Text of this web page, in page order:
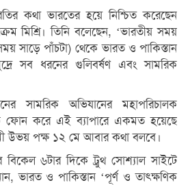
কথা ভারতের হয়ে নিশ্চিত করেছেন
মিশ্রি। তিনি বলেছেন, ‘ভারতীয় সময়
সাড়ে পাঁচটা) থেকে ভারত ও পাকিস্তান
সব ধরনের গুলিবর্ষণ এবং সামরিক
সামরিক অভিযানের মহাপরিচালক
ফোন করে এই ব্যাপারে একমত হয়েছে
উভয় পক্ষ ১২ মে আবার কথা বলবে।
৬টার দিকে ট্রুথ সোশ্যাল সাইটে
ভারত ও পাকিস্তান ‘পূর্ণ ও তাৎক্ষণিক